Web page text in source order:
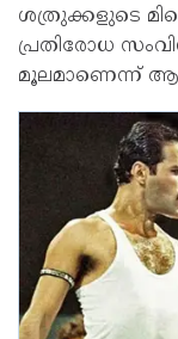
ശത്രുക്കളുടെ
പ്രതിരോധ
മൂലമാണെന്ന്